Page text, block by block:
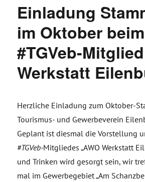
Einladung
im Oktober
#TGVeb-
Werkstatt
Herzliche Einladung zum Oktober-
Tourismus- und Gewerbeverein
Geplant ist diesmal die Vorstellung
#TGVeb-Mitgliedes „AWO Werkstatt
und Trinken wird gesorgt sein, wir
mal im Gewerbegebiet „Am